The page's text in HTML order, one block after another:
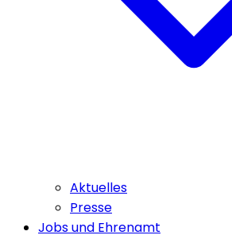
Aktuelles
Presse
Jobs und Ehrenamt